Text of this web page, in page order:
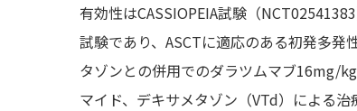
有効性はCASSIOPEIA試験（
試験であり、ASCTに適応のある初発多発
タゾンとの併用でのダラツムマブ16mg/
マイド、デキサメタゾン（VTd）による治